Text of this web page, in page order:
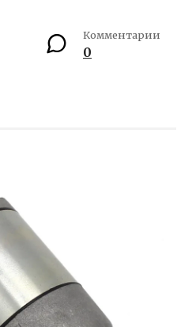
Комментарии
0